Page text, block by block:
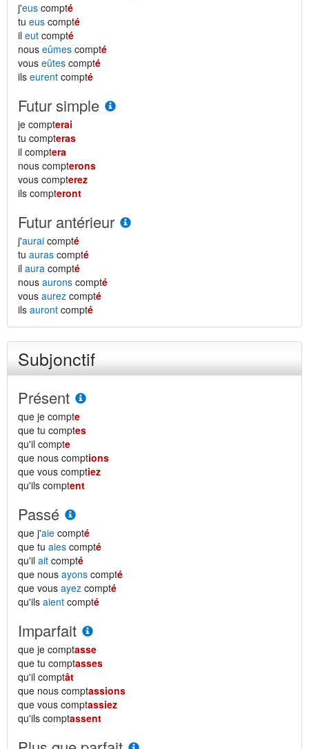
j'eus compté
tu eus compté
il eut compté
nous eûmes compté
vous eûtes compté
ils eurent compté
Futur simple
je compterai
tu compteras
il comptera
nous compterons
vous compterez
ils compteront
Futur antérieur
j'aurai compté
tu auras compté
il aura compté
nous aurons compté
vous aurez compté
ils auront compté
Subjonctif
Présent
que je compte
que tu comptes
qu'il compte
que nous comptions
que vous comptiez
qu'ils comptent
Passé
que j'aie compté
que tu aies compté
qu'il ait compté
que nous ayons compté
que vous ayez compté
qu'ils aient compté
Imparfait
que je comptasse
que tu comptasses
qu'il comptât
que nous comptassions
que vous comptassiez
qu'ils comptassent